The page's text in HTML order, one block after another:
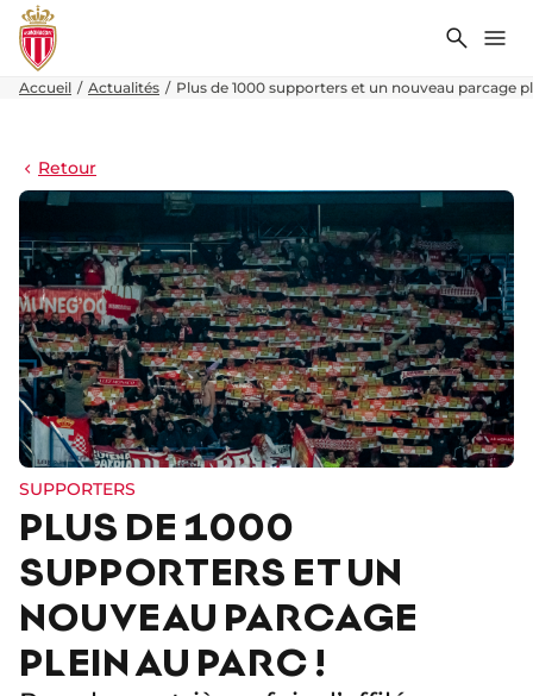
Accueil Actualités Plus de 1000 supporters et un nouveau parcage
Retour
SUPPORTERS
PLUS DE 1000
SUPPORTERS ET UN
NOUVEAU PARCAGE
PLEIN AU PARC !